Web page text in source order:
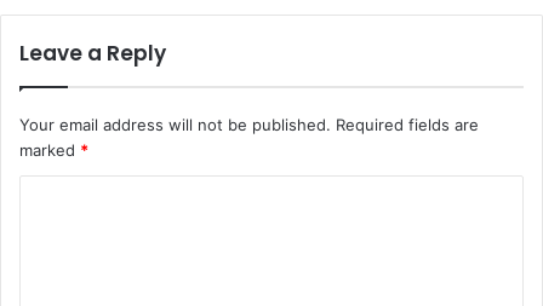
Leave a Reply
Your email address will not be published. Required fields are
marked *